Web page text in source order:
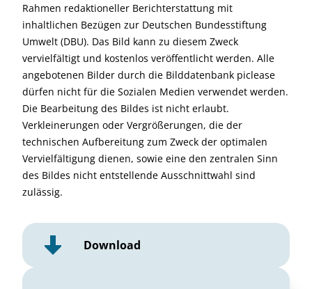
Rahmen redaktioneller Berichterstattung mit
inhaltlichen Bezügen zur Deutschen Bundesstiftung
Umwelt (DBU). Das Bild kann zu diesem Zweck
vervielfältigt und kostenlos veröffentlicht werden. Alle
angebotenen Bilder durch die Bilddatenbank piclease
dürfen nicht für die Sozialen Medien verwendet werden.
Die Bearbeitung des Bildes ist nicht erlaubt.
Verkleinerungen oder Vergrößerungen, die der
technischen Aufbereitung zum Zweck der optimalen
Vervielfältigung dienen, sowie eine den zentralen Sinn
des Bildes nicht entstellende Ausschnittwahl sind
zulässig.
Download